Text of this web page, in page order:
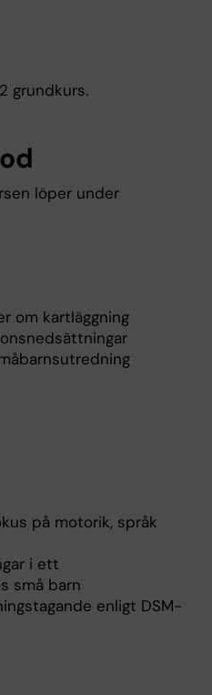
grundkurs.
löper under
om kartläggning
på motorik, språk
i ett
små barn
enligt DSM-